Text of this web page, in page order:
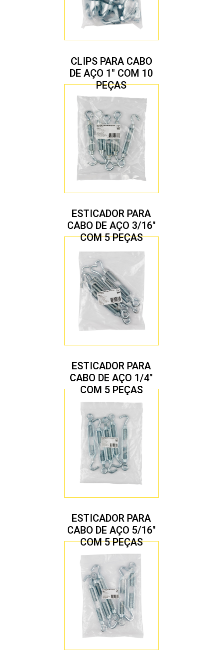
CLIPS PARA CABO
DE AÇO 1″ COM 10
PEÇAS
ESTICADOR PARA
CABO DE AÇO 3/16″
COM 5 PEÇAS
ESTICADOR PARA
CABO DE AÇO 1/4″
COM 5 PEÇAS
ESTICADOR PARA
CABO DE AÇO 5/16″
COM 5 PEÇAS